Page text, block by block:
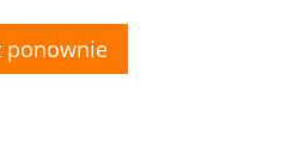
ponownie